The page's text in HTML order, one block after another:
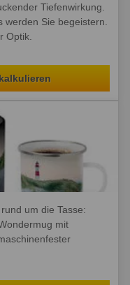
Tiefenwirkung.
Sie begeistern.
Optik.
um die Tasse:
mit